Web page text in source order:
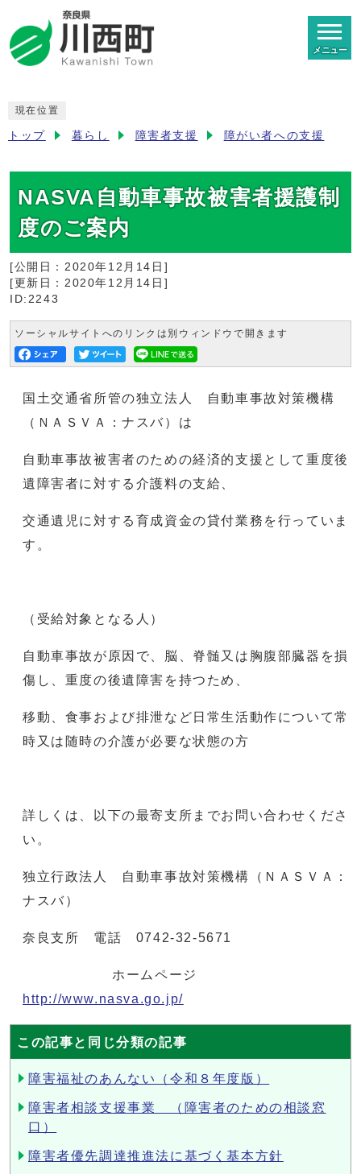
メニュー
現在位置
トップ 暮らし 障害者支援 障がい者への支援
NASVA自動車事故被害者援護制
度のご案内
[公開日： 2020年12月14日 ]
[更新日： 2020年12月14日 ]
ID:2243
ソーシャルサイトへのリンクは別ウィンドウで開きます
国土交通省所管の独立法人 自動車事故対策機構
（ＮＡＳＶＡ：ナスバ）は
自動車事故被害者のための経済的支援として重度後
遺障害者に対する介護料の支給、
交通遺児に対する育成資金の貸付業務を行っていま
す。
（受給対象となる人）
自動車事故が原因で、脳、脊髄又は胸腹部臓器を損
傷し、重度の後遺障害を持つため、
移動、食事および排泄など日常生活動作について常
時又は随時の介護が必要な状態の方
詳しくは、以下の最寄支所までお問い合わせくださ
い。
独立行政法人 自動車事故対策機構（ＮＡＳＶＡ：
ナスバ）
奈良支所 電話 0742-32-5671
ホームページ
http://www.nasva.go.jp/
この記事と同じ分類の記事
障害福祉のあんない（令和８年度版）
障害者相談支援事業 （障害者のための相談窓
口）
障害者優先調達推進法に基づく基本方針